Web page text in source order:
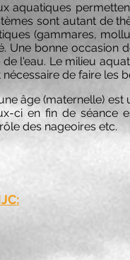
aquatiques
sont autant de
(gammares,
Une bonne occasion
l'eau. Le milieu
de faire les
âge (maternelle)
ci en fin de
des nageoires etc.